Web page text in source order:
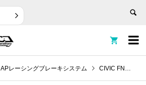


APレーシングブレーキシステム CIVIC FN2 AP Racing Brake System KIT/Type-4POT PRO SPORT